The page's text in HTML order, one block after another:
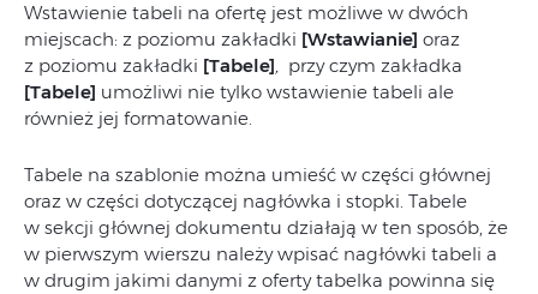
Wstawienie tabeli na ofertę jest możliwe w dwóch
miejscach: z poziomu zakładki [Wstawianie] oraz
z poziomu zakładki [Tabele], przy czym zakładka
[Tabele] umożliwi nie tylko wstawienie tabeli ale
również jej formatowanie.
Tabele na szablonie można umieść w części głównej
oraz w części dotyczącej nagłówka i stopki. Tabele
w sekcji głównej dokumentu działają w ten sposób, że
w pierwszym wierszu należy wpisać nagłówki tabeli a
w drugim jakimi danymi z oferty tabelka powinna się